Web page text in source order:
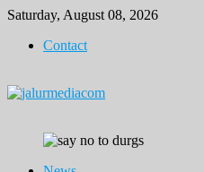
Skip
content
Saturday, August 08, 2026
Contact